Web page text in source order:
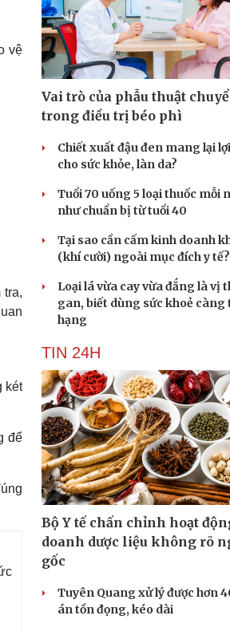
tin doanh nghiệp
nghiệp 24h
nhân
cộng đồng
Sành điệu
Tin Công nghệ
Trải nghiệm
Chuyển đổi số
Podcast
Câu chuyện thời
Đọc truyện đêm
Cửa sổ tình yêu
Hạt giống tâm
vệ
tra,
két
để
Vai trò của phẫu thuật
trong điều trị béo phì
Chiết xuất đậu đen mang lại
cho sức khỏe, làn da?
Tuổi 70 uống 5 loại thuốc mỗi
như chuẩn bị từ tuổi 40
Tại sao cần cấm kinh doanh
(khí cười) ngoài mục đích y tế?
Loại lá vừa cay vừa đắng là vị
gan, biết dùng sức khoẻ càng
hạng
TIN 24H
Bộ Y tế chấn chỉnh hoạt
doanh dược liệu không rõ
gốc
Tuyên Quang xử lý được hơn
án tồn đọng, kéo dài